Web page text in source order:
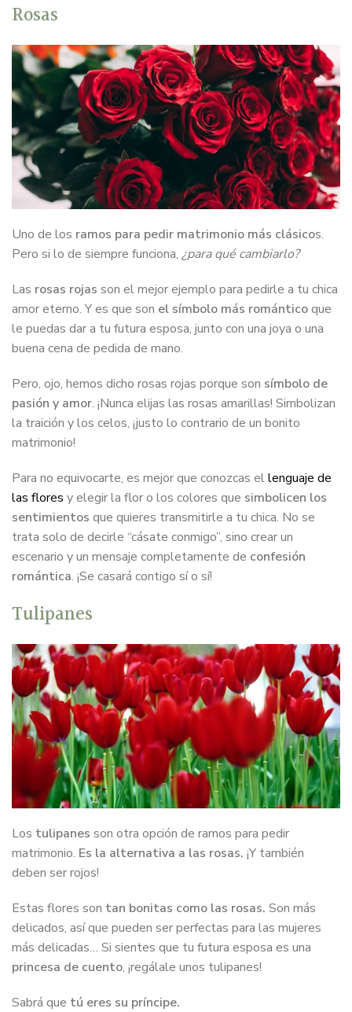
Rosas
Uno de los ramos para pedir matrimonio más clásicos.
Pero si lo de siempre funciona, ¿para qué cambiarlo?
Las rosas rojas son el mejor ejemplo para pedirle a tu chica
amor eterno. Y es que son el símbolo más románticoque
le puedas dar a tu futura esposa, junto con una joya o una
buena cena de pedida de mano.
Pero, ojo, hemos dicho rosas rojas porque son símbolo de
pasión y amor. ¡Nunca elijas las rosas amarillas! Simbolizan
la traición y los celos, ¡justo lo contrario de un bonito
matrimonio!
Para no equivocarte, es mejor que conozcas ellenguaje de
las flores y elegir la flor o los colores que simbolicen los
sentimientos que quieres transmitirle a tu chica. No se
trata solo de decirle “cásate conmigo”, sino crear un
escenario y un mensaje completamente de confesión
romántica. ¡Se casará contigo sí o sí!
Tulipanes
Los tulipanes son otra opción de ramos para pedir
matrimonio. Es la alternativa a las rosas. ¡Y también
deben ser rojos!
Estas flores son tan bonitas como las rosas. Son más
delicados, así que pueden ser perfectas para las mujeres
más delicadas… Si sientes que tu futura esposa es una
princesa de cuento, ¡regálale unos tulipanes!
Sabrá que tú eres su príncipe.